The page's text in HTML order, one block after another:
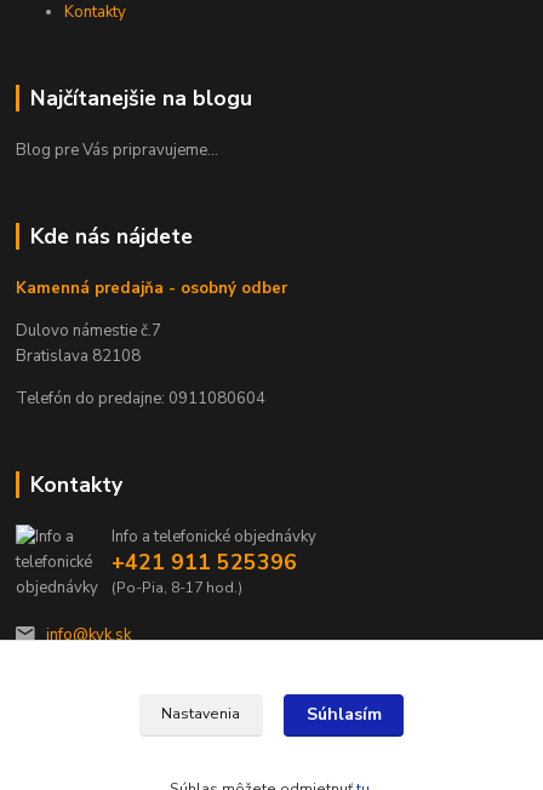
Kontakty
Najčítanejšie na blogu
Blog pre Vás pripravujeme...
Kde nás nájdete
Kamenná predajňa - osobný odber
Dulovo námestie č.7
Bratislava 82108
Telefón do predajne: 0911080604
Kontakty
Info a telefonické objednávky
+421 911 525396
(Po-Pia, 8-17 hod.)
info@kvk.sk
Nastavenia Súhlasím